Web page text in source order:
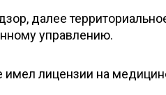
далее
управлению.
лицензии на